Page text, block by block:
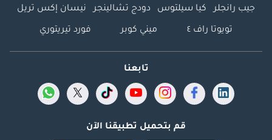
جيب رانجلر كيا سيلتوس دودج تشالينجر نيسان إكس تريل
تويوتا راف ٤ ميني كوبر فورد تيريتوري
تابعنا
قم بتحميل تطبيقنا الآن